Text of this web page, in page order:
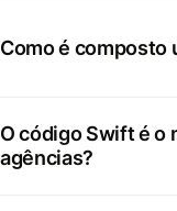
Como é composto
O código Swift é o
agências?